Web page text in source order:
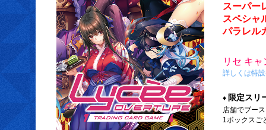
スーパー
スペシャ
パラレル
リセ キ
詳しくは特
限定スリ
店舗でブー
1ボックスご